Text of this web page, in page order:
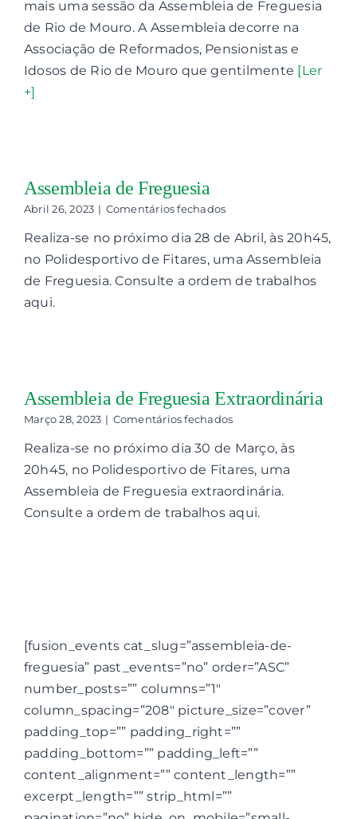
a
26/06/2023
mais uma sessão da Assembleia de Freguesia
de Rio de Mouro. A Assembleia decorre na
Associação de Reformados, Pensionistas e
Idosos de Rio de Mouro que gentilmente [Ler
+]
Assembleia de Freguesia
Abril 26, 2023 | Comentários fechadosem
de
Freguesia
Realiza-se no próximo dia 28 de Abril, às 20h45,
no Polidesportivo de Fitares, uma Assembleia
de Freguesia. Consulte a ordem de trabalhos
aqui.
Assembleia de Freguesia Extraordinária
Março 28, 2023 | Comentários fechadosem
de
Extraordinária
Realiza-se no próximo dia 30 de Março, às
20h45, no Polidesportivo de Fitares, uma
Assembleia de Freguesia extraordinária.
Consulte a ordem de trabalhos aqui.
[fusion_events cat_slug=”assembleia-de-
freguesia” past_events=”no” order=”ASC”
number_posts=”” columns=”1″
column_spacing=”208″ picture_size=”cover”
padding_top=”” padding_right=””
padding_bottom=”” padding_left=””
content_alignment=”” content_length=””
excerpt_length=”” strip_html=””